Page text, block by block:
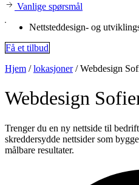
Vanlige spørsmål
Nettsteddesign- og
Få et tilbud
Hjem /lokasjoner/Webdesign
Webdesign
Trenger du en ny nettside til
skreddersydde nettsider som
målbare resultater.